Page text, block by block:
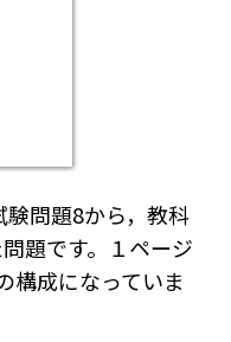
問題8から，教科
題です。１ページ
構成になっていま